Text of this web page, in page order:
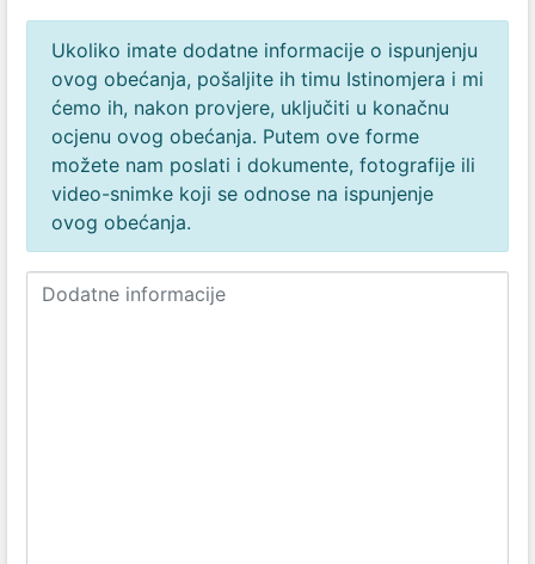
Ukoliko imate dodatne informacije o ispunjenju
ovog obećanja, pošaljite ih timu Istinomjera i mi
ćemo ih, nakon provjere, uključiti u konačnu
ocjenu ovog obećanja. Putem ove forme
možete nam poslati i dokumente, fotografije ili
video-snimke koji se odnose na ispunjenje
ovog obećanja.